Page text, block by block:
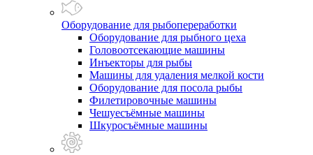
Оборудование для рыбопереработки
Оборудование для рыбного цеха
Головоотсекающие машины
Инъекторы для рыбы
Машины для удаления мелкой кости
Оборудование для посола рыбы
Филетировочные машины
Чешуесъёмные машины
Шкуросъёмные машины